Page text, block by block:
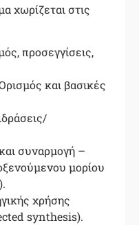
χωρίζεται στις
προσεγγίσεις,
και βασικές
συναρμογή –
μορίου
χρήσης
synthesis).